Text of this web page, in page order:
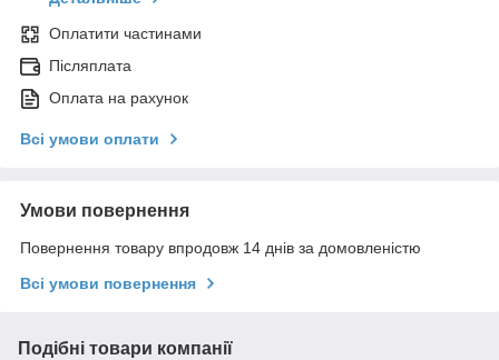
Оплатити частинами
Післяплата
Оплата на рахунок
Всі умови оплати
Умови повернення
Повернення товару впродовж 14 днів за домовленістю
Всі умови повернення
Подібні товари компанії